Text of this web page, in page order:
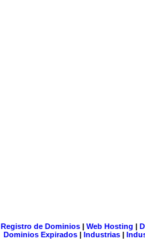
Registro de Dominios| Web Hosting |
Dominios Expirados | Industrias |